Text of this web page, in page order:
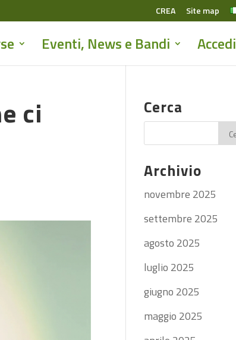
CREA Site map
Eventi, News e Bandi Accedi
ci Cerca
Archivio
novembre 2025
settembre 2025
agosto 2025
luglio 2025
giugno 2025
maggio 2025